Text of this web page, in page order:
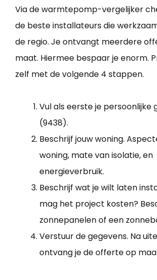
Via de warmtepomp-vergelijker
de beste installateurs die
de regio. Je ontvangt meerdere
maat. Hiermee bespaar je enorm.
zelf met de volgende 4 stappen.
Vul als eerste je persoonlijke
(9438).
Beschrijf jouw woning.
woning, mate van isolatie, en
energieverbruik.
Beschrijf wat je wilt laten
mag het project kosten?
zonnepanelen of een
Verstuur de gegevens. Na
ontvang je de offerte op